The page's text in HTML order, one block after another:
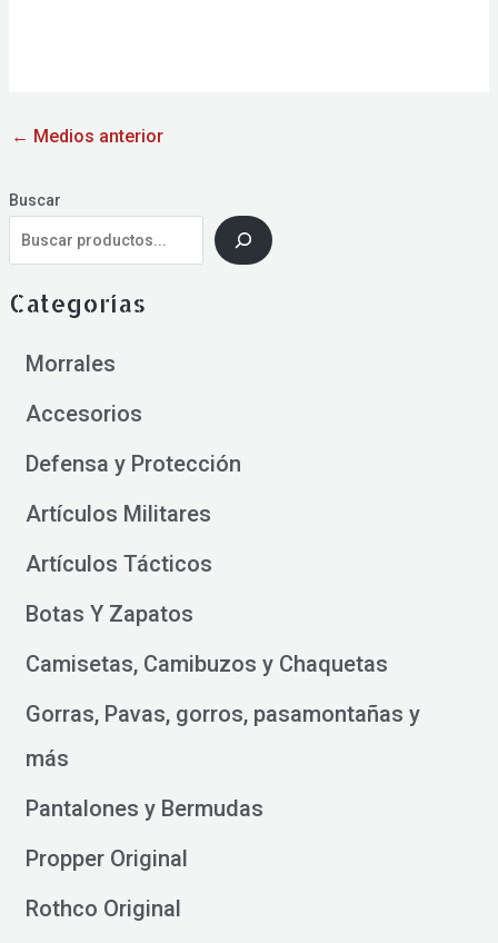
Buscar
Categorías
Morrales
Accesorios
Defensa y Protección
Artículos Militares
Artículos Tácticos
Botas Y Zapatos
Camisetas, Camibuzos y Chaquetas
Gorras, Pavas, gorros, pasamontañas y
más
Pantalones y Bermudas
Propper Original
Rothco Original
← Medios anterior